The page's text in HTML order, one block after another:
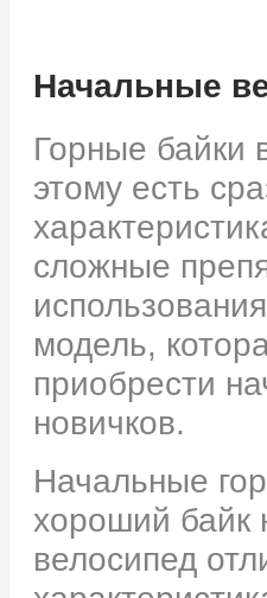
Начальные
Горные байки
этому есть
сложные
модель,
приобрести
новичков.
Начальные
хороший байк
велосипед